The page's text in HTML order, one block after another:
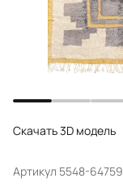
Скачать 3D модель
Артикул 5548-64759